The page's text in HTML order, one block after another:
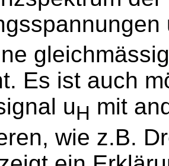
Es ist auch
uH mit
wie z.B.